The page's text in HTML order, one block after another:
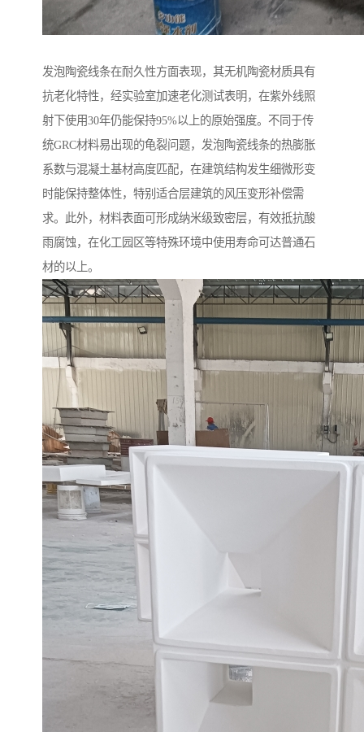
发泡陶瓷线条在耐久性方面表现，其无机陶瓷材质具有
抗老化特性，经实验室加速老化测试表明，在紫外线照
射下使用30年仍能保持95%以上的原始强度。不同于传
统GRC材料易出现的龟裂问题，发泡陶瓷线条的热膨胀
系数与混凝土基材高度匹配，在建筑结构发生细微形变
时能保持整体性，特别适合层建筑的风压变形补偿需
求。此外，材料表面可形成纳米级致密层，有效抵抗酸
雨腐蚀，在化工园区等特殊环境中使用寿命可达普通石
材的以上。